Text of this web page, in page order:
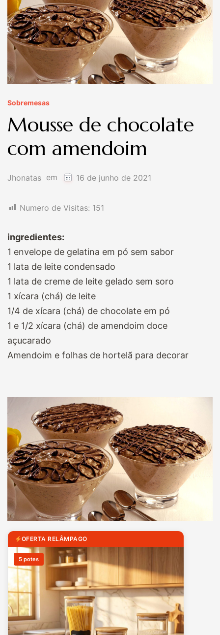
Sobremesas
Mousse de chocolate
com amendoim
Jhonatas em 16 de junho de 2021
Numero de Visitas: 151
ingredientes:
1 envelope de gelatina em pó sem sabor
1 lata de leite condensado
1 lata de creme de leite gelado sem soro
1 xícara (chá) de leite
1/4 de xícara (chá) de chocolate em pó
1 e 1/2 xícara (chá) de amendoim doce
açucarado
Amendoim e folhas de hortelã para decorar
OFERTA RELÂMPAGO
5 potes